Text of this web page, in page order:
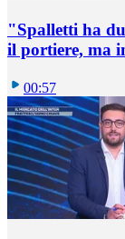
"Spalletti ha
il portiere, ma
00:57